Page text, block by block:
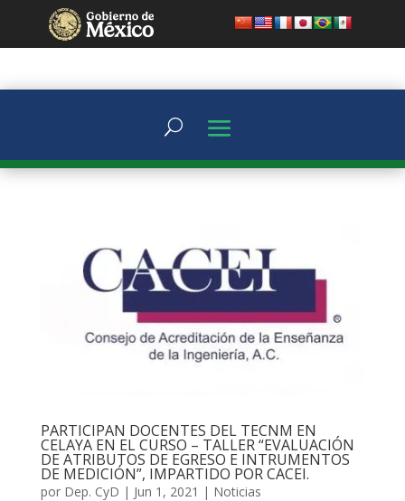
PARTICIPAN DOCENTES DEL TECNM EN
CELAYA EN EL CURSO – TALLER “EVALUACIÓN
DE ATRIBUTOS DE EGRESO E INTRUMENTOS
DE MEDICIÓN”, IMPARTIDO POR CACEI.
por Dep. CyD | Jun 1, 2021 | Noticias